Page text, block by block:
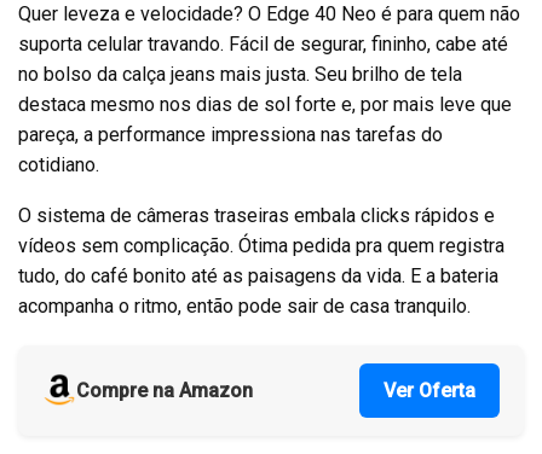
Quer leveza e velocidade? O Edge 40 Neo é para quem não
suporta celular travando. Fácil de segurar, fininho, cabe até
no bolso da calça jeans mais justa. Seu brilho de tela
destaca mesmo nos dias de sol forte e, por mais leve que
pareça, a performance impressiona nas tarefas do
cotidiano.
O sistema de câmeras traseiras embala clicks rápidos e
vídeos sem complicação. Ótima pedida pra quem registra
tudo, do café bonito até as paisagens da vida. E a bateria
acompanha o ritmo, então pode sair de casa tranquilo.
Compre na Amazon Ver Oferta